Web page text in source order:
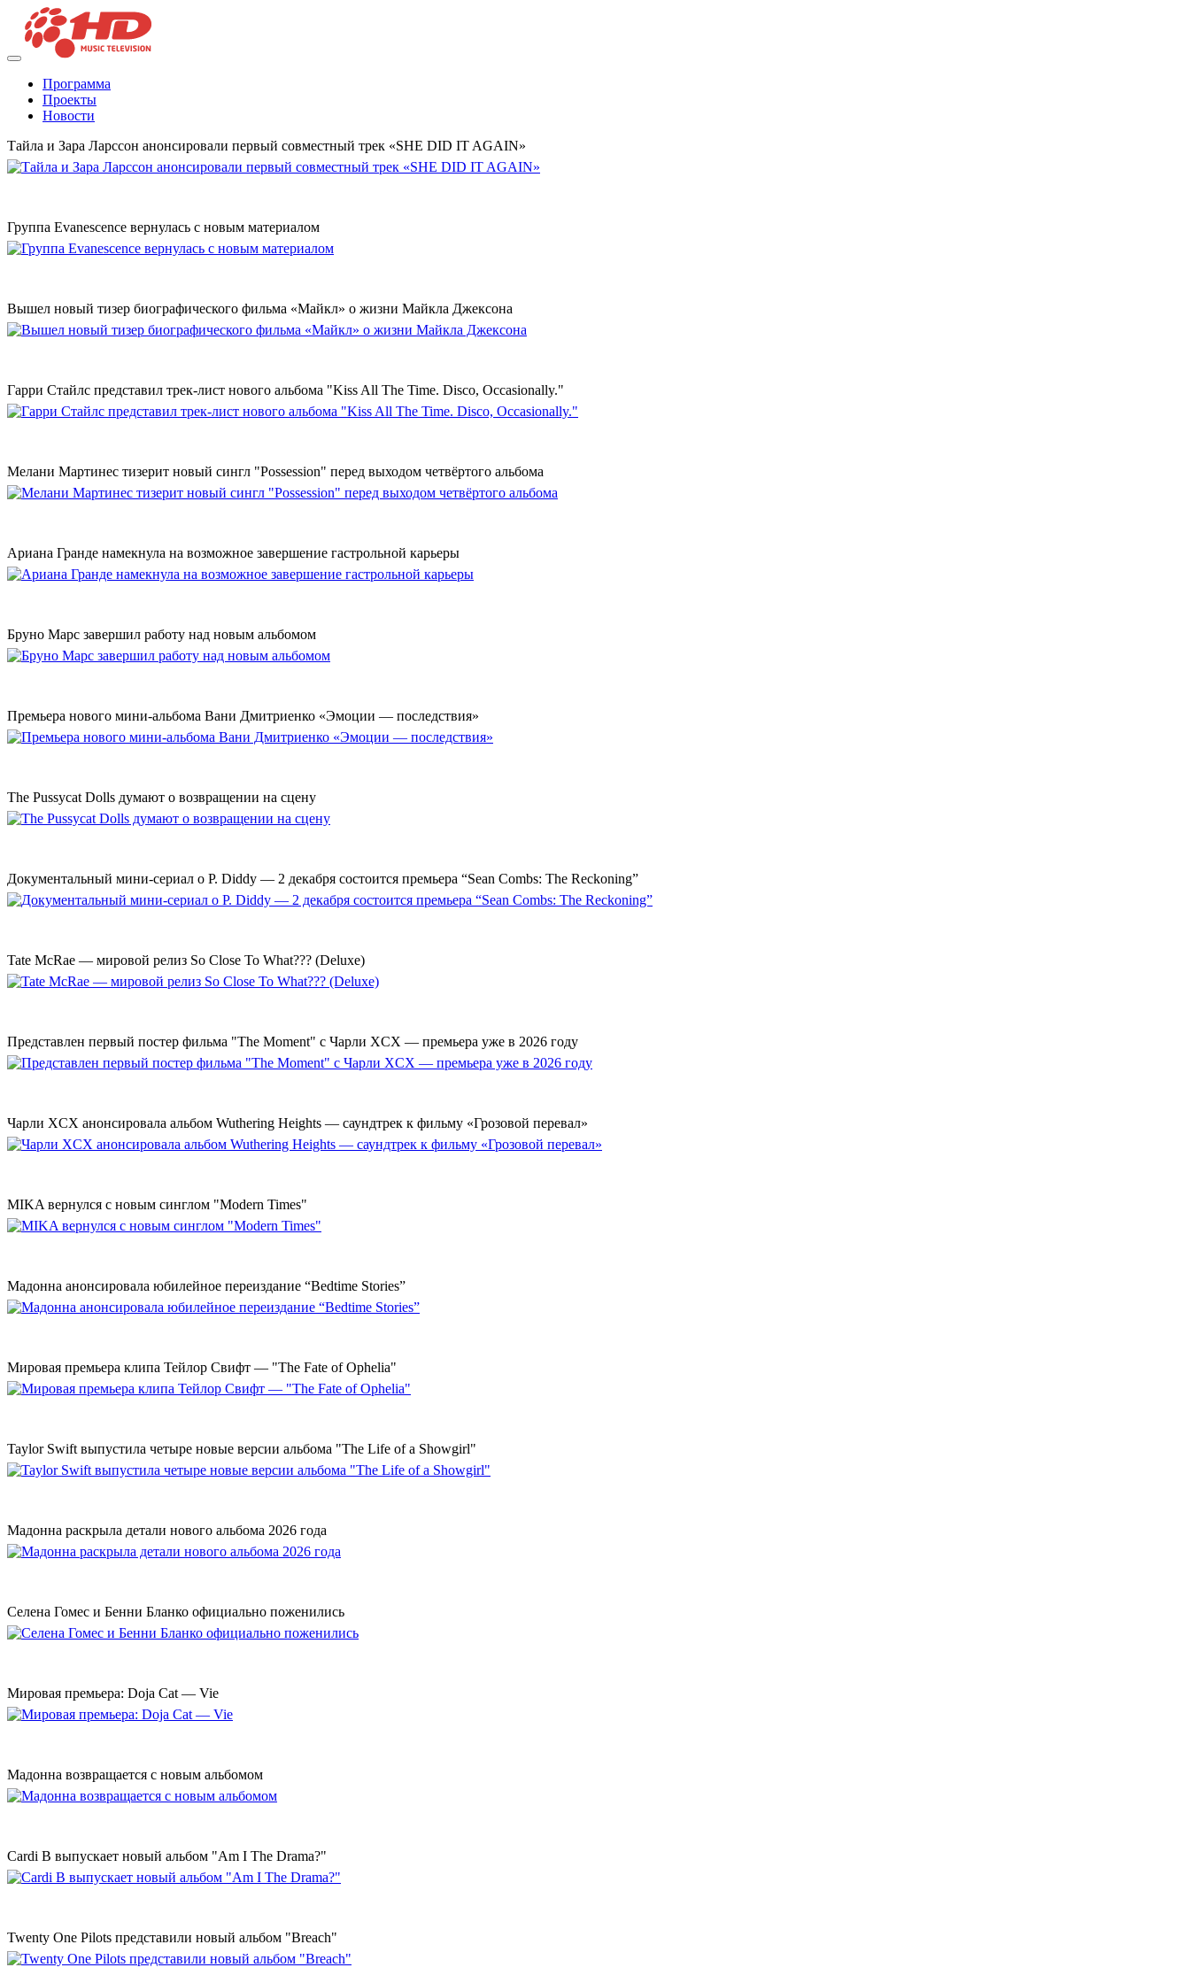
Программа
Проекты
Новости
Тайла и Зара Ларссон анонсировали первый совместный трек «SHE DID IT AGAIN»
Группа Evanescence вернулась с новым материалом
Вышел новый тизер биографического фильма «Майкл» о жизни Майкла Джексона
Гарри Стайлс представил трек-лист нового альбома "Kiss All The Time. Disco, Occasionally."
Мелани Мартинес тизерит новый сингл "Possession" перед выходом четвёртого альбома
Ариана Гранде намекнула на возможное завершение гастрольной карьеры
Бруно Марс завершил работу над новым альбомом
Премьера нового мини-альбома Вани Дмитриенко «Эмоции — последствия»
The Pussycat Dolls думают о возвращении на сцену
Документальный мини-сериал о P. Diddy — 2 декабря состоится премьера “Sean Combs: The Reckoning”
Tate McRae — мировой релиз So Close To What??? (Deluxe)
Представлен первый постер фильма "The Moment" с Чарли XCX — премьера уже в 2026 году
Чарли XCX анонсировала альбом Wuthering Heights — саундтрек к фильму «Грозовой перевал»
MIKA вернулся с новым синглом "Modern Times"
Мадонна анонсировала юбилейное переиздание “Bedtime Stories”
Мировая премьера клипа Тейлор Свифт — "The Fate of Ophelia"
Taylor Swift выпустила четыре новые версии альбома "The Life of a Showgirl"
Мадонна раскрыла детали нового альбома 2026 года
Селена Гомес и Бенни Бланко официально поженились
Мировая премьера: Doja Cat — Vie
Мадонна возвращается с новым альбомом
Cardi B выпускает новый альбом "Am I The Drama?"
Twenty One Pilots представили новый альбом "Breach"